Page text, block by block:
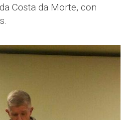
Costa da Morte, con